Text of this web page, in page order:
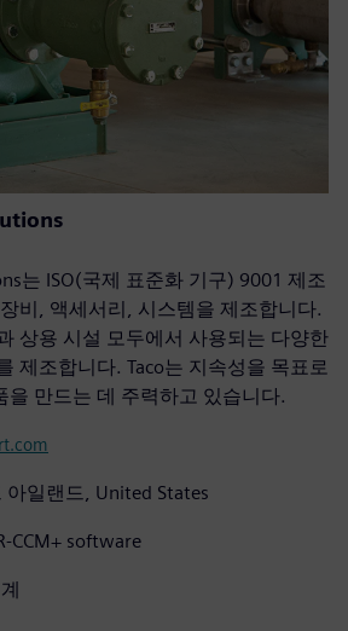
는 ISO(국제 표준화 기구) 9001 제조
비, 액세서리, 시스템을 제조합니다.
상용 시설 모두에서 사용되는 다양한
제조합니다. Taco는 지속성을 목표로
을 만드는 데 주력하고 있습니다.
아일랜드, United States
CCM+ software